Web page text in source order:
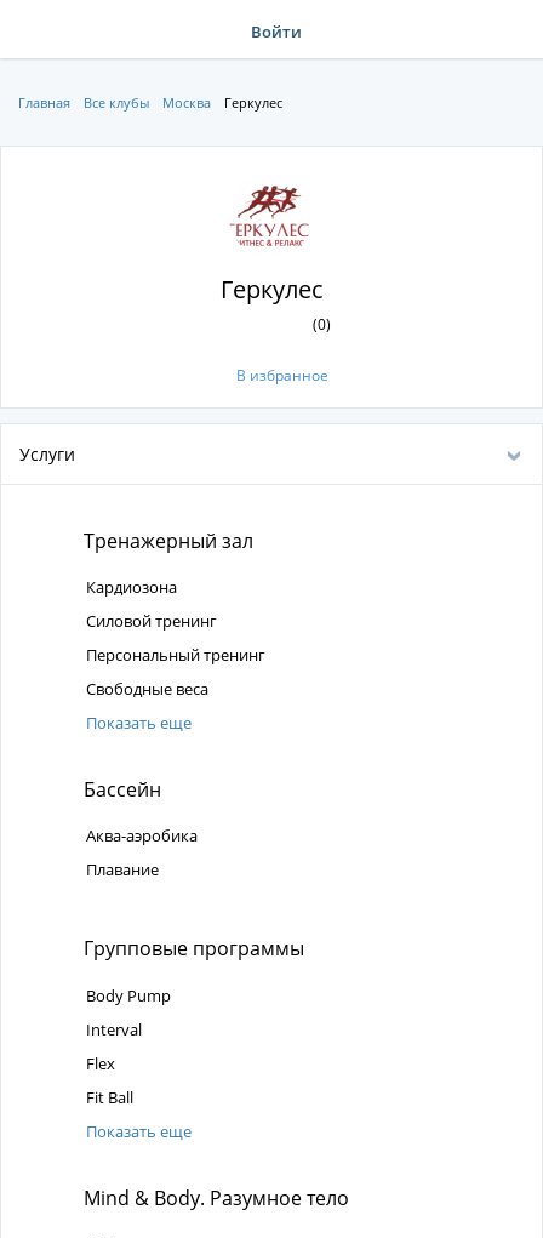
Войти
Главная Все клубы Москва Геркулес
Геркулес
(0)
В избранное
Услуги
Тренажерный зал
Кардиозона
Силовой тренинг
Персональный тренинг
Свободные веса
Показать еще
Бассейн
Аква-аэробика
Плавание
Групповые программы
Body Pump
Interval
Flex
Fit Ball
Показать еще
Mind & Body. Разумное тело